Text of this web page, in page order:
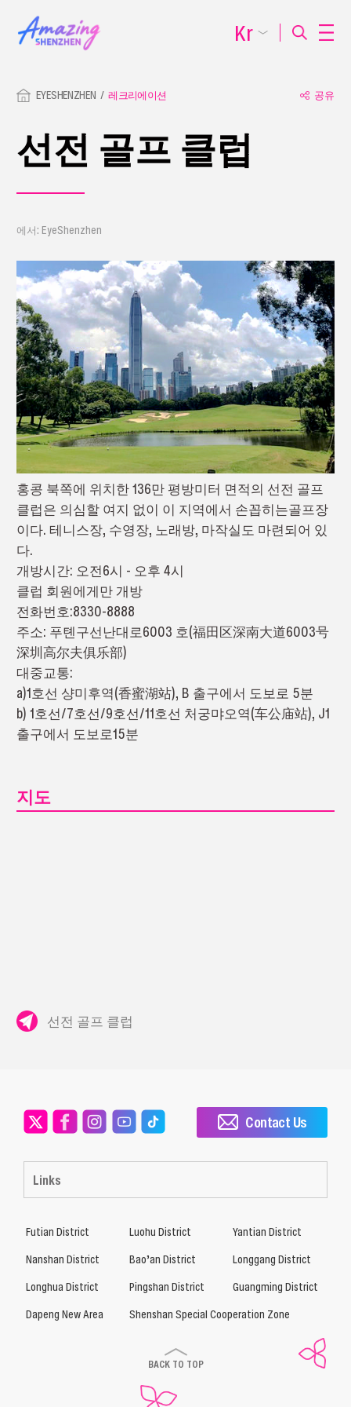
EYESHENZHEN 레크리에이션 공유
선전 골프 클럽
에서: EyeShenzhen
홍콩 북쪽에 위치한 136만 평방미터 면적의 선전 골프
클럽은 의심할 여지 없이 이 지역에서 손꼽히는골프장
이다. 테니스장, 수영장, 노래방, 마작실도 마련되어 있
다.
개방시간: 오전6시 - 오후 4시
클럽 회원에게만 개방
전화번호:8330-8888
주소: 푸톈구선난대로6003 호(福田区深南大道6003号
深圳高尔夫俱乐部)
대중교통:
a)1호선 샹미후역(香蜜湖站), B 출구에서 도보로 5분
b) 1호선/7호선/9호선/11호선 처궁먀오역(车公庙站), J1
출구에서 도보로15분
지도
선전 골프 클럽
Kr
Links
Contact Us
Futian District Luohu District
Yantian District
Nanshan District
Bao’an District
Longgang District
Longhua District
Pingshan District
Guangming District
Dapeng New Area
Shenshan Special Cooperation Zone
BACK TO TOP